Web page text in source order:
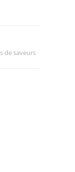
de saveurs